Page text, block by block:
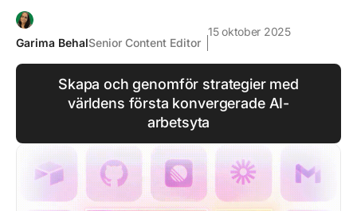
Garima BehalSenior Content Editor
15 oktober 2025
Skapa och genomför strategier med
världens första konvergerade AI-
arbetsyta